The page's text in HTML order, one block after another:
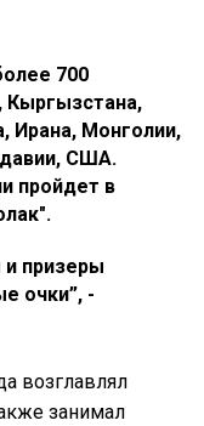
700
Кыргызстана,
Ирана, Монголии,
США.
пройдет в
призеры
очки”, -
возглавлял
занимал